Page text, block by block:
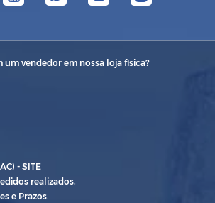
um vendedor em nossa loja física?
- SITE
realizados,
e Prazos.